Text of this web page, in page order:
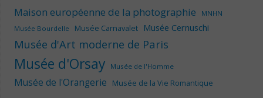
Maison européenne de la photographie
MNHN
Musée Bourdelle
Musée Carnavalet Musée Cernuschi
Musée d'Art moderne de Paris
Musée d'Orsay Musée de l'Homme
Musée de l'Orangerie Musée de la Vie Romantique